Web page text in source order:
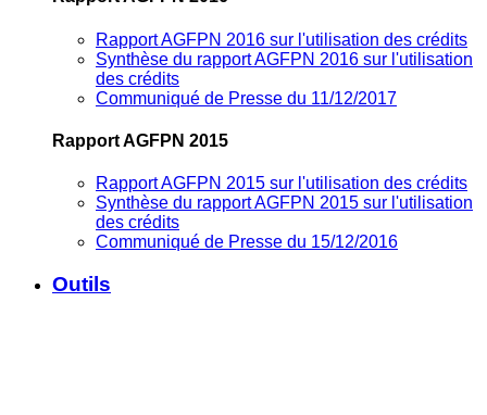
Rapport AGFPN 2016 sur l'utilisation des crédits
Synthèse du rapport AGFPN 2016 sur l'utilisation
des crédits
Communiqué de Presse du 11/12/2017
Rapport AGFPN 2015
Rapport AGFPN 2015 sur l'utilisation des crédits
Synthèse du rapport AGFPN 2015 sur l'utilisation
des crédits
Communiqué de Presse du 15/12/2016
Outils